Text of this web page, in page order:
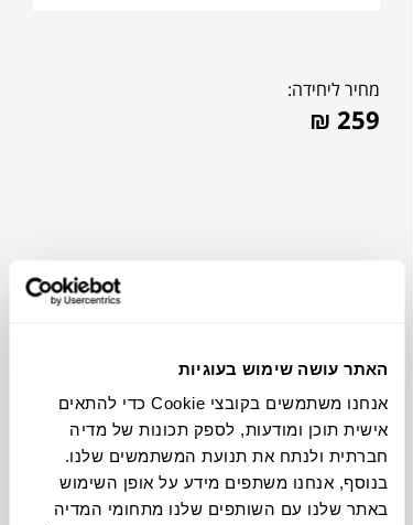
האתר עושה שימוש בעוגיות
אנחנו משתמשים בקובצי Cookie כדי להתאים
אישית תוכן ומודעות, לספק תכונות של מדיה
חברתית ולנתח את תנועת המשתמשים שלנו.
בנוסף, אנחנו משתפים מידע על אופן השימוש
באתר שלנו עם השותפים שלנו מתחומי המדיה
מחיר ליחידה:
₪ 259
תוכלו למצוא אותי ב:
חלה שגיאה. אנא רעננו את הדף ונסו שנית